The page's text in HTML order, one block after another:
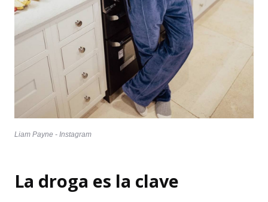
Liam Payne - Instagram
La droga es la clave